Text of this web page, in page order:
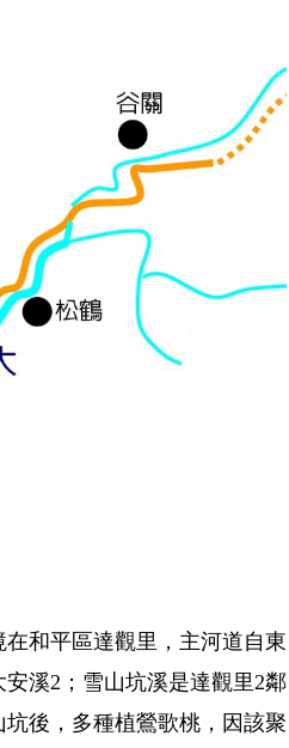
和平區達觀里，主河道自東
溪2；雪山坑溪是達觀里2鄰
後，多種植鶯歌桃，因該聚